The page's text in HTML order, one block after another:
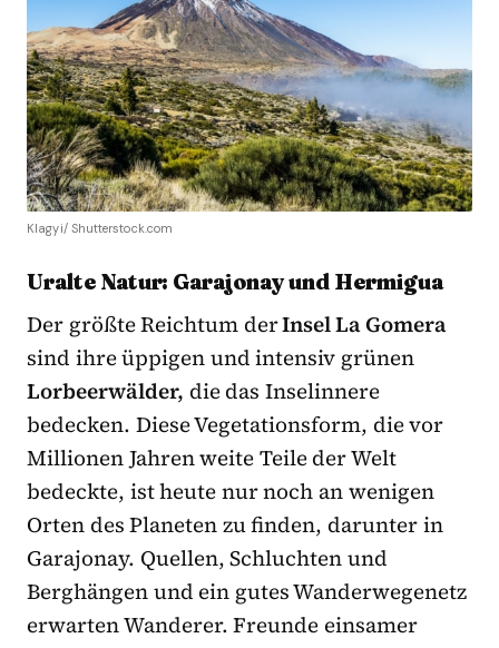
Klagyi/ Shutterstock.com
Uralte Natur: Garajonay und Hermigua
Der größte Reichtum derInsel La Gomera
sind ihre üppigen und intensiv grünen
Lorbeerwälder, die das Inselinnere
bedecken. Diese Vegetationsform, die vor
Millionen Jahren weite Teile der Welt
bedeckte, ist heute nur noch an wenigen
Orten des Planeten zu finden, darunter in
Garajonay. Quellen, Schluchten und
Berghängen und ein gutes Wanderwegenetz
erwarten Wanderer. Freunde einsamer